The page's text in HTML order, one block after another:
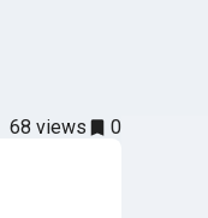
68 views 0